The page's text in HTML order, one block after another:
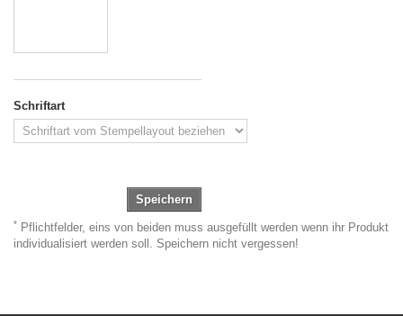
Schriftart
Speichern
* Pflichtfelder, eins von beiden muss ausgefüllt werden wenn ihr Produkt
individualisiert werden soll. Speichern nicht vergessen!